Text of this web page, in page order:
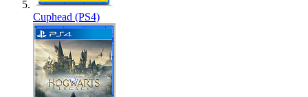
Cuphead (PS4)